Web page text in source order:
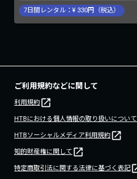
7 日間レンタル：¥ 330円（税込）
ご利用規約などに関して
利用規約
HTBにおける個人情報の取り扱いについて
HTBソーシャルメディア利用規約
知的財産権に関して
特定商取引法に関する法律に基づく表記